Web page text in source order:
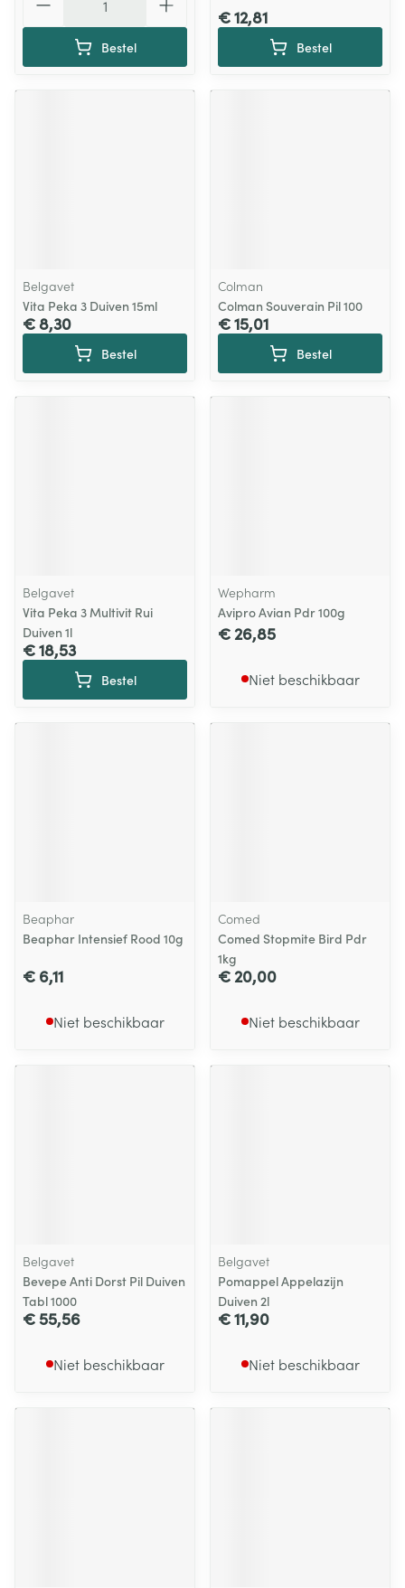
Bestel
€ 12,81
Bestel
Belgavet
Vita Peka 3 Duiven 15ml
€ 8,30
Bestel
Colman
Colman Souverain Pil 100
€ 15,01
Bestel
Belgavet
Vita Peka 3 Multivit Rui
Duiven 1l
€ 18,53
Bestel
Wepharm
Avipro Avian Pdr 100g
€ 26,85
Niet beschikbaar
Beaphar
Beaphar Intensief Rood 10g
€ 6,11
Niet beschikbaar
Comed
Comed Stopmite Bird Pdr
1kg
€ 20,00
Niet beschikbaar
Belgavet
Bevepe Anti Dorst Pil Duiven
Tabl 1000
€ 55,56
Niet beschikbaar
Belgavet
Pomappel Appelazijn
Duiven 2l
€ 11,90
Niet beschikbaar